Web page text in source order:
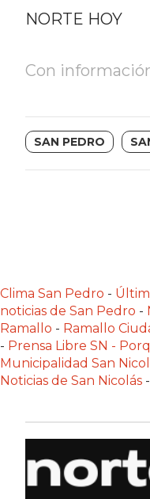
NOTICIAS
NOTICIAS
ARRECIFES
NOTICIAS
DE
ZÁRATE
NOTICIAS
DE
CAMPANA
DE
LA
CRUZ
COLÓN
NORTE HOY
Con
SAN PEDRO
Clima San Pedro -
noticias de San Pedro -
Ramallo - Ramallo
- Prensa Libre SN -
Municipalidad San
Noticias de San Nicolás -